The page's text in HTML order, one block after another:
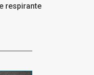
respirante